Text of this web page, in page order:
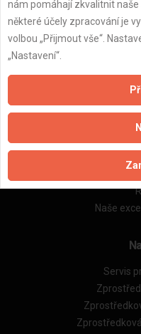
Naše
Zpracování a
Naše
Servis
nám pomáhají zkvalitnit naše
některé účely zpracování je
volbou „Přijmout vše“.
„Nastavení“.